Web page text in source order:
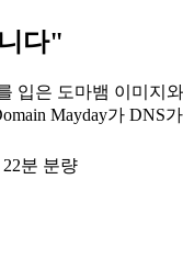
다"
입은 도마뱀 이미
Mayday가 DNS
22분 분량